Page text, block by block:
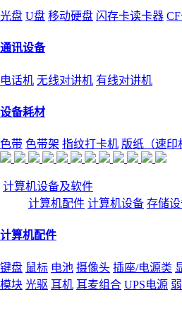
光盘 U盘 移动硬盘 闪存卡读卡器
通讯设备
电话机 无线对讲机 有线对讲机
设备耗材
色带 色带架 指纹打卡机 版纸（速印
计算机设备及软件
计算机配件 计算机设备 存储
计算机配件
键盘 鼠标 电池 摄像头 插座/电源类
模块 光驱 耳机 耳麦组合 UPS电源